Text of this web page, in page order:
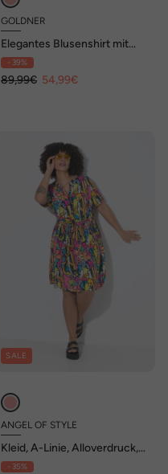
GOLDNER
Elegantes Blusenshirt mit
Biesen
- 39%
89,99€ 54,99€
SALE
ANGEL OF STYLE
Kleid, A-Linie, Alloverdruck,
elastische Taille
- 35%